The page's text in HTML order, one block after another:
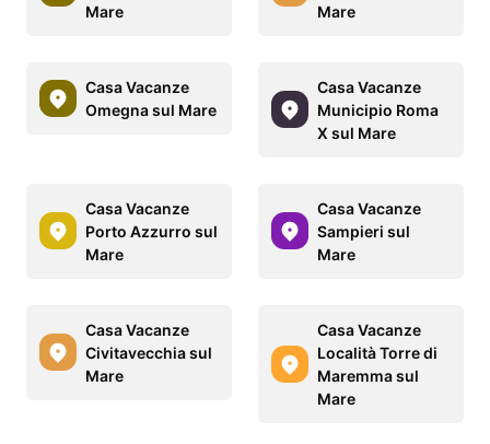
Mare
Mare
Casa Vacanze
Omegna sul Mare
Casa Vacanze
Municipio Roma
X sul Mare
Casa Vacanze
Porto Azzurro sul
Mare
Casa Vacanze
Sampieri sul
Mare
Casa Vacanze
Civitavecchia sul
Mare
Casa Vacanze
Località Torre di
Maremma sul
Mare